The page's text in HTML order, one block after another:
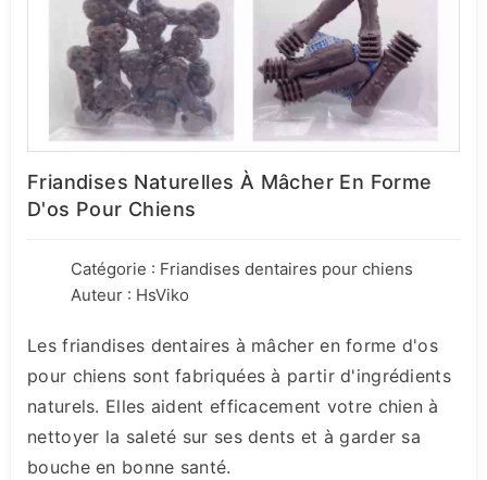
Friandises Naturelles À Mâcher En Forme
D'os Pour Chiens
Catégorie : Friandises dentaires pour chiens
Auteur : HsViko
Les friandises dentaires à mâcher en forme d'os
pour chiens sont fabriquées à partir d'ingrédients
naturels. Elles aident efficacement votre chien à
nettoyer la saleté sur ses dents et à garder sa
bouche en bonne santé.